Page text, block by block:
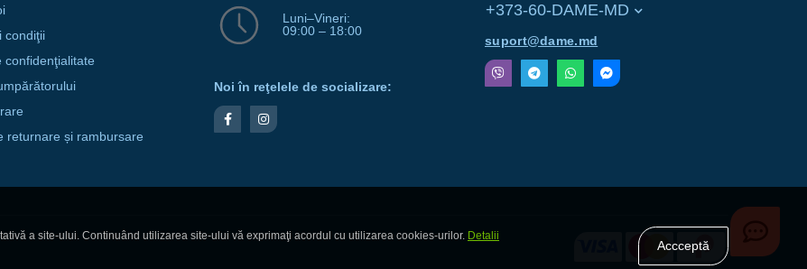
condiţii
confidenţialitate
returnare și rambursare
Luni–Vineri:
09:00 – 18:00
Noi în reţelele de socializare:
+373-60-DAME-MD
suport@dame.md
a site-ului. Continuând utilizarea site-ului vă exprimaţi acordul cu utilizarea cookies-urilor. Detalii
Accceptă